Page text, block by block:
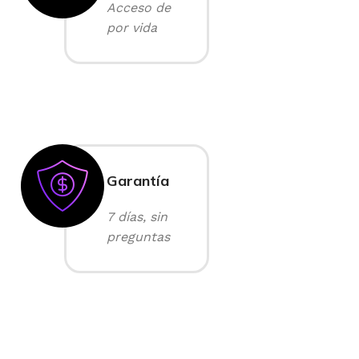
Acceso de
por vida
Garantía
7 días, sin
preguntas